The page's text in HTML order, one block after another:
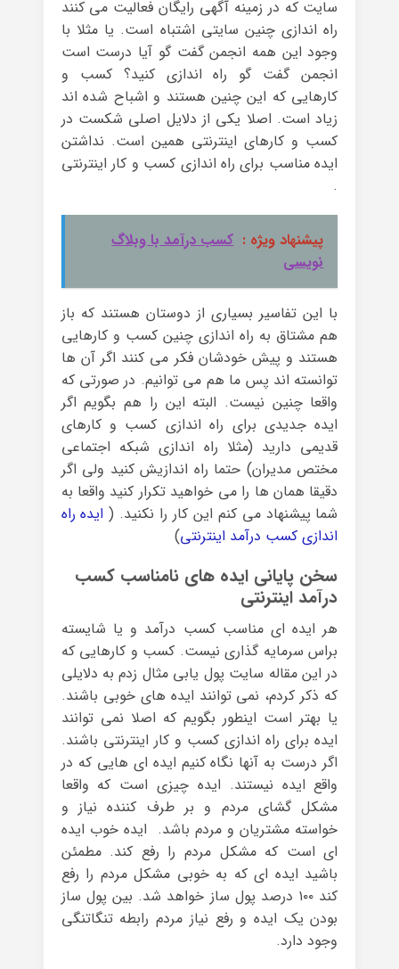
سایت که در زمینه آگهی رایگان فعالیت می کنند
راه اندازی چنین سایتی اشتباه است. یا مثلا با
وجود این همه انجمن گفت گو آیا درست است
انجمن گفت گو راه اندازی کنید؟ کسب و
کارهایی که این چنین هستند و اشباح شده اند
زیاد است. اصلا یکی از دلایل اصلی شکست در
کسب و کارهای اینترنتی همین است. نداشتن
ایده مناسب برای راه اندازی کسب و کار اینترنتی
.
پیشنهاد ویژه : کسب درآمد با وبلاگ
نویسی
با این تفاسیر بسیاری از دوستان هستند که باز
هم مشتاق به راه اندازی چنین کسب و کارهایی
هستند و پیش خودشان فکر می کنند اگر آن ها
توانسته اند پس ما هم می توانیم. در صورتی که
واقعا چنین نیست. البته این را هم بگویم اگر
ایده جدیدی برای راه اندازی کسب و کارهای
قدیمی دارید (مثلا راه اندازی شبکه اجتماعی
مختص مدیران) حتما راه اندازیش کنید ولی اگر
دقیقا همان ها را می خواهید تکرار کنید واقعا به
شما پیشنهاد می کنم این کار را نکنید. ( ایده راه
اندازی کسب درآمد اینترنتی)
سخن پایانی ایده های نامناسب کسب
درآمد اینترنتی
هر ایده ای مناسب کسب درآمد و یا شایسته
براس سرمایه گذاری نیست. کسب و کارهایی که
در این مقاله سایت پول یابی مثال زدم به دلایلی
که ذکر کردم، نمی توانند ایده های خوبی باشند.
یا بهتر است اینطور بگویم که اصلا نمی توانند
ایده برای راه اندازی کسب و کار اینترنتی باشند.
اگر درست به آنها نگاه کنیم ایده ای هایی که در
واقع ایده نیستند. ایده چیزی است که واقعا
مشکل گشای مردم و بر طرف کننده نیاز و
خواسته مشتریان و مردم باشد. ایده خوب ایده
ای است که مشکل مردم را رفع کند. مطمئن
باشید ایده ای که به خوبی مشکل مردم را رفع
کند ۱۰۰ درصد پول ساز خواهد شد. بین پول ساز
بودن یک ایده و رفع نیاز مردم رابطه تنگاتنگی
وجود دارد.